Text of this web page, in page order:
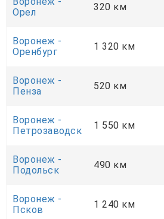
Орел
320 км
Воронеж -
Оренбург
1 320 км
Воронеж -
Пенза
520 км
Воронеж -
Петрозаводск
1 550 км
Воронеж -
Подольск
490 км
Воронеж -
Псков
1 240 км